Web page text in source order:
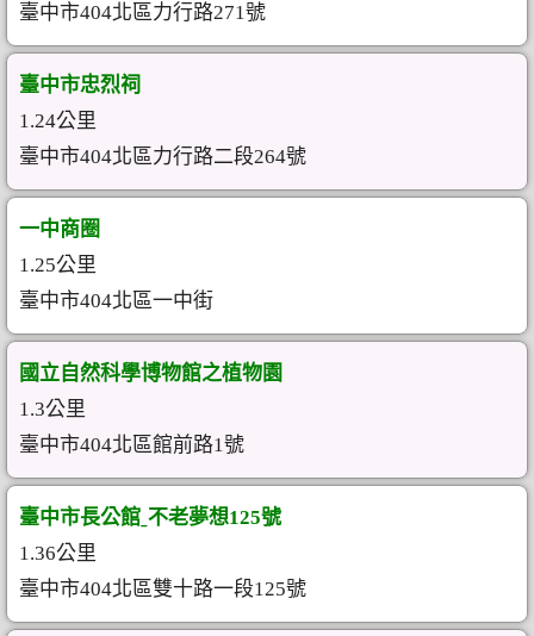
臺中市404北區力行路271號
臺中市忠烈祠
1.24公里
臺中市404北區力行路二段264號
一中商圈
1.25公里
臺中市404北區一中街
國立自然科學博物館之植物園
1.3公里
臺中市404北區館前路1號
臺中市長公館ˍ不老夢想125號
1.36公里
臺中市404北區雙十路一段125號